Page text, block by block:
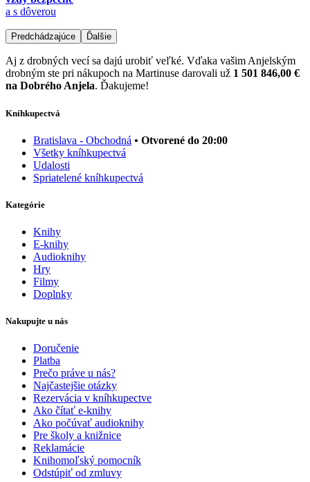
a s dôverou
Predchádzajúce Ďalšie
Aj z drobných vecí sa dajú urobiť veľké. Vďaka vašim Anjelským
drobným ste pri nákupoch na Martinuse darovali už 1 501 846,00 €
na Dobrého Anjela. Ďakujeme!
Kníhkupectvá
Bratislava - Obchodná • Otvorené do 20:00
Všetky kníhkupectvá
Udalosti
Spriatelené kníhkupectvá
Kategórie
Knihy
E-knihy
Audioknihy
Hry
Filmy
Doplnky
Nakupujte u nás
Doručenie
Platba
Prečo práve u nás?
Najčastejšie otázky
Rezervácia v kníhkupectve
Ako čítať e-knihy
Ako počúvať audioknihy
Pre školy a knižnice
Reklamácie
Knihomoľský pomocník
Odstúpiť od zmluvy